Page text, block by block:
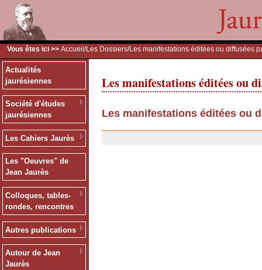
Vous êtes ici >> Accueil /Les Dossiers/Les manifestations éditées ou diffusées
Actualités
jaurésiennes
Société d'études
jaurésiennes
Les Cahiers Jaurès
Les "Oeuvres" de
Jean Jaurès
Colloques, tables-
rondes, rencontres
Autres publications
Autour de Jean
Jaurès
Les manifestations éditées ou
Les manifestations éditées ou